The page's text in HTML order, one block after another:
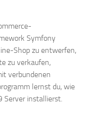
Symfony
Shop zu entwerfen,
zu verkaufen,
verbundenen
lernst du, wie
Server installierst.